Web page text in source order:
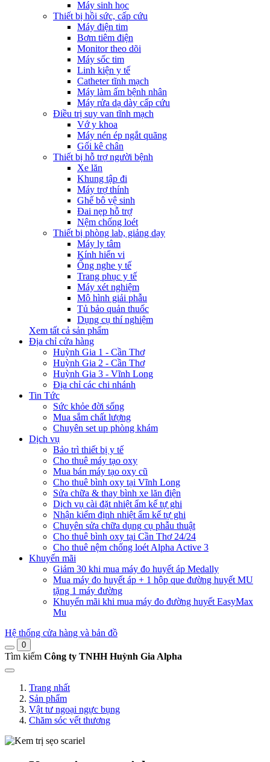
Máy sinh học
Thiết bị hồi sức, cấp cứu
Máy điện tim
Bơm tiêm điện
Monitor theo dõi
Máy sốc tim
Linh kiện y tế
Catheter tĩnh mạch
Máy làm ấm bệnh nhân
Máy rửa dạ dày cấp cứu
Điều trị suy van tĩnh mạch
Vớ y khoa
Máy nén ép ngắt quãng
Gối kê chân
Thiết bị hỗ trợ người bệnh
Xe lăn
Khung tập đi
Máy trợ thính
Ghế bô vệ sinh
Đai nẹp hỗ trợ
Nệm chống loét
Thiết bị phòng lab, giảng dạy
Máy ly tâm
Kính hiển vi
Ống nghe y tế
Trang phục y tế
Máy xét nghiệm
Mô hình giải phẫu
Tủ bảo quản thuốc
Dụng cụ thí nghiệm
Xem tất cả sản phẩm
Địa chỉ cửa hàng
Huỳnh Gia 1 - Cần Thơ
Huỳnh Gia 2 - Cần Thơ
Huỳnh Gia 3 - Vĩnh Long
Địa chỉ các chi nhánh
Tin Tức
Sức khỏe đời sống
Mua sắm chất lượng
Chuyên set up phòng khám
Dịch vụ
Bảo trì thiết bị y tế
Cho thuê máy tạo oxy
Mua bán máy tạo oxy cũ
Cho thuê bình oxy tại Vĩnh Long
Sửa chữa & thay bình xe lăn điện
Dịch vụ cài đặt nhiệt ẩm kế tự ghi
Nhận kiểm định nhiệt ẩm kế tự ghi
Chuyên sửa chữa dụng cụ phẫu thuật
Cho thuê bình oxy tại Cần Thơ 24/24
Cho thuê nệm chống loét Alpha Active 3
Khuyến mãi
Giảm 30 khi mua máy đo huyết áp Medally
Mua máy đo huyết áp + 1 hộp que đường huyết MU
tặng 1 máy đường
Khuyến mãi khi mua máy đo đường huyết EasyMax
Mu
Hệ thống cửa hàng và bản đồ
0
Tìm kiếm Công ty TNHH Huỳnh Gia Alpha
Trang nhất
Sản phẩm
Vật tư ngoại ngực bụng
Chăm sóc vết thương